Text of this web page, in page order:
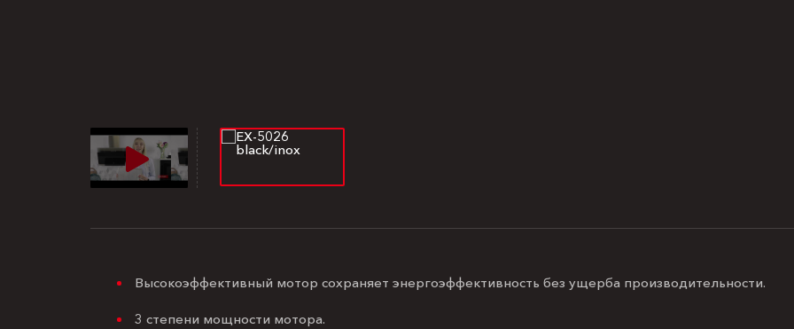
Высокоэффективный мотор сохраняет энергоэффективность без ущерба производительности.
3 степени мощности мотора.